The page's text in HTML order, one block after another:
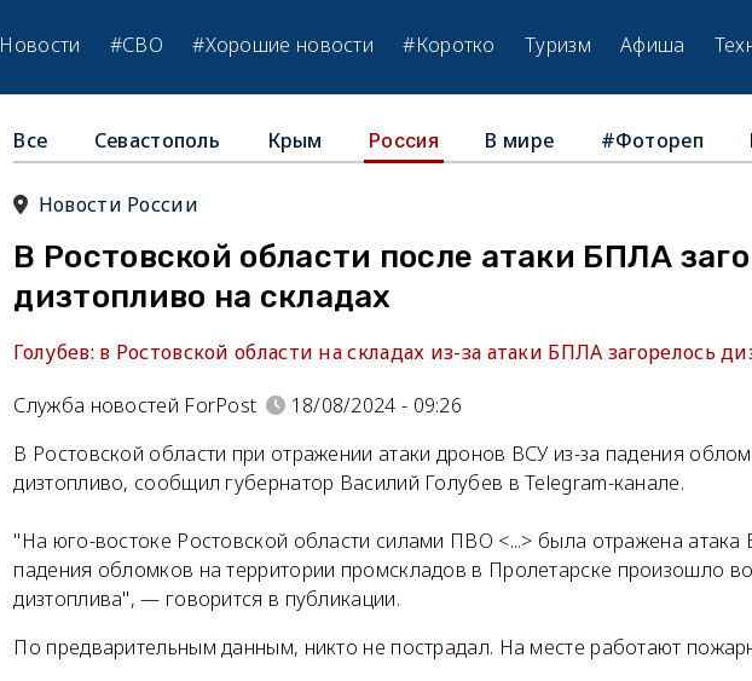
Новости #СВО #Хорошие новости #Коротко Туризм Афиша
Все Севастополь Крым Россия В мире #Фотореп
Новости России
В Ростовской области после атаки БПЛА
дизтопливо на складах
Голубев: в Ростовской области на складах из-за атаки БПЛА загорелось
Служба новостей ForPost
18/08/2024 - 09:26
В Ростовской области при отражении атаки дронов ВСУ из-за падения
дизтопливо, сообщил губернатор Василий Голубев в Telegram-канале.
"На юго-востоке Ростовской области силами ПВО <...> была отражена атака
падения обломков на территории промскладов в Пролетарске произошло
дизтоплива", — говорится в публикации.
По предварительным данным, никто не пострадал. На месте работают